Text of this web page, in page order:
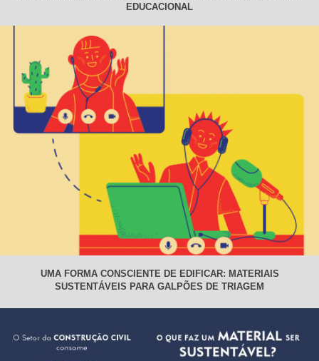
EDUCACIONAL
UMA FORMA CONSCIENTE DE EDIFICAR: MATERIAIS
SUSTENTÁVEIS PARA GALPÕES DE TRIAGEM